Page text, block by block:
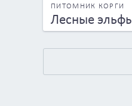
ПИТОМНИК КОРГИ
Лесные